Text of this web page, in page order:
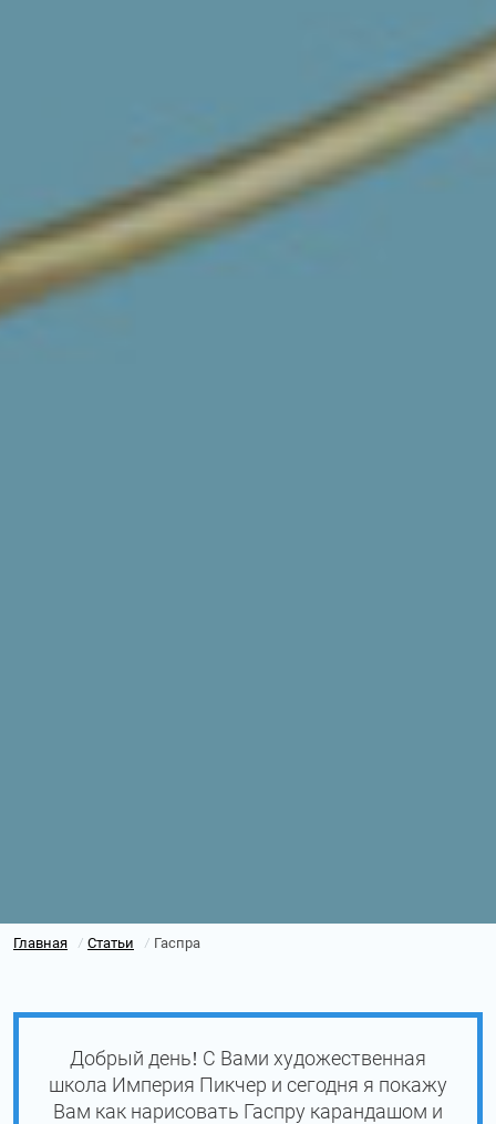
Главная / Статьи / Гаспра
Добрый день! С Вами художественная
школа Империя Пикчер и сегодня я покажу
Вам как нарисовать Гаспру карандашом и